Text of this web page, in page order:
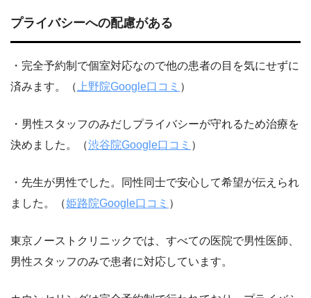
プライバシーへの配慮がある
・完全予約制で個室対応なので他の患者の目を気にせずに
済みます。（ 上野院Google口コミ ）
・男性スタッフのみだしプライバシーが守れるため治療を
決めました。（渋谷院Google口コミ ）
・先生が男性でした。同性同士で安心して希望が伝えられ
ました。（姫路院Google口コミ ）
東京ノーストクリニックでは、すべての医院で男性医師、
男性スタッフのみで患者に対応しています。